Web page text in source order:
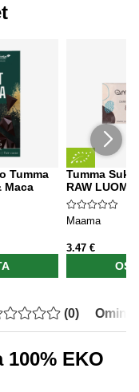
Tumma
Maca
Tumma
RAW
Maama
3.47 €
(0)
EKO